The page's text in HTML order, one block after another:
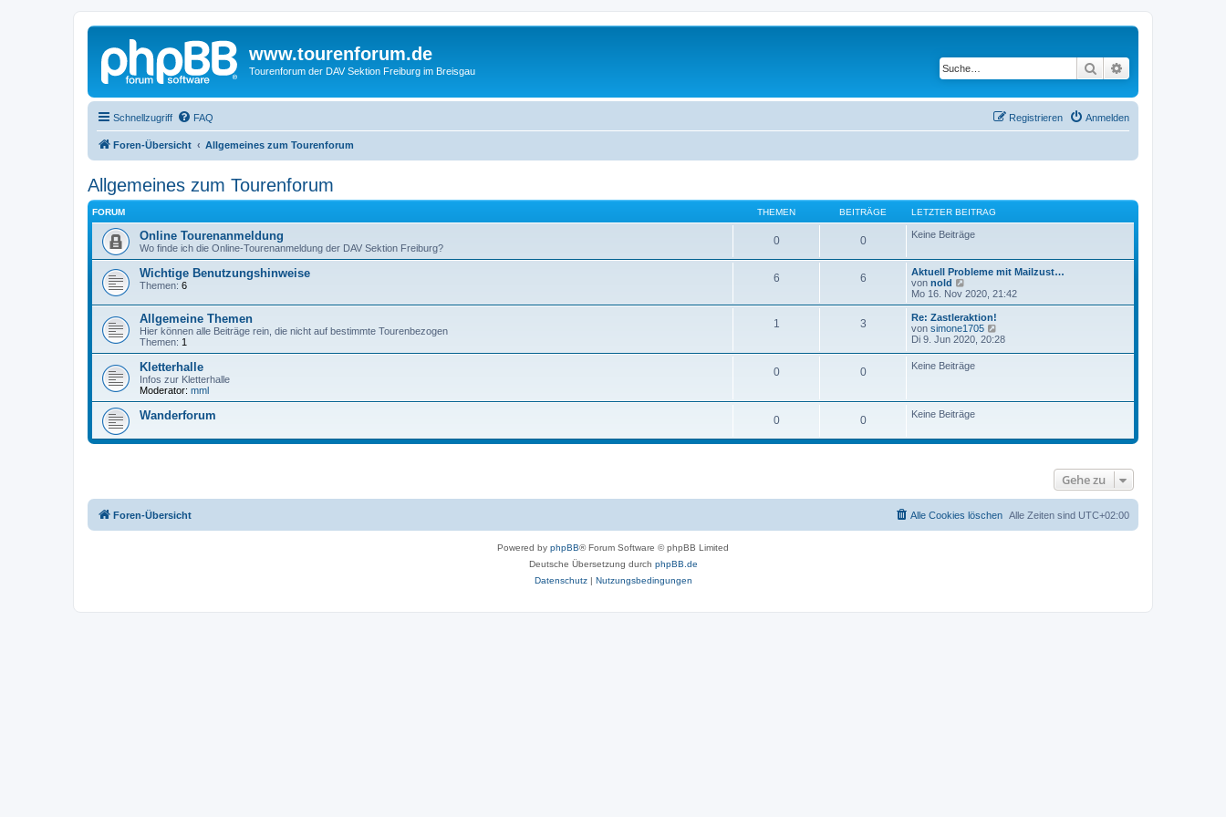
www.tourenforum.de
Tourenforum der DAV Sektion Freiburg im Breisgau Suche
Schnellzugriff FAQ Anmelden
Registrieren
Foren-Übersicht Allgemeines zum Tourenforum
Allgemeines zum Tourenforum
FORUM THEMEN BEITRÄGE LETZTER BEITRAG
Online Tourenanmeldung
Wo finde ich die Online-Tourenanmeldung der DAV Sektion Freiburg?
0 0 Keine Beiträge
Wichtige Benutzungshinweise
Themen: 6
6 6
Aktuell Probleme mit Mailzust…
von nold
e
u
e
s
t
r
B
t
r
Mo 16. Nov 2020, 21:42
Allgemeine Themen
Hier können alle Beiträge rein, die nicht auf bestimmte Tourenbezogen
Themen: 1
1 3
Re: Zastleraktion!
von simone1705
e
r
i
t
Di 9. Jun 2020, 20:28
Kletterhalle
Infos zur Kletterhalle
Moderator: mml
0 0 Keine Beiträge
Wanderforum 0 0 Keine Beiträge
Gehe zu
Foren-Übersicht Alle Zeiten sind UTC+02:00
Alle Cookies löschen
Powered by phpBB® Forum Software © phpBB Limited
Deutsche Übersetzung durch phpBB.de
Datenschutz| Nutzungsbedingungen